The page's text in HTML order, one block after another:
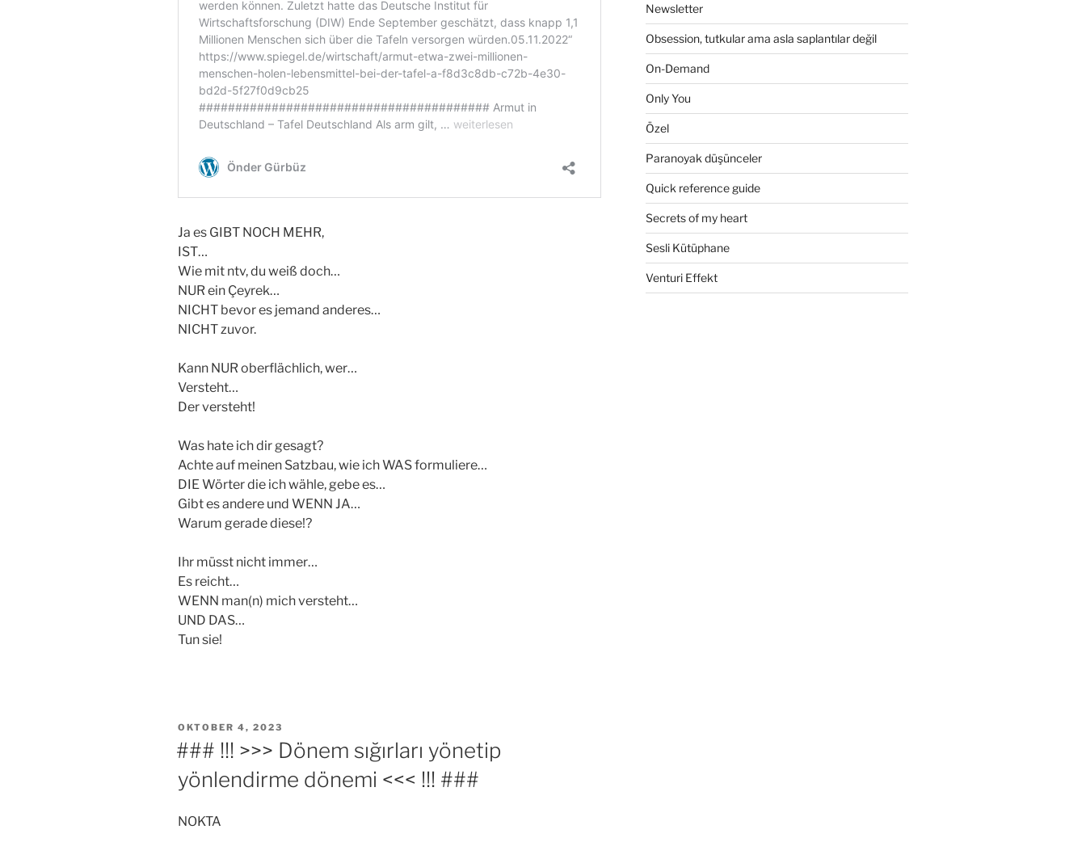
Ja es GIBT NOCH MEHR,
IST…
Wie mit ntv, du weiß doch…
NUR ein Çeyrek…
NICHT bevor es jemand anderes…
NICHT zuvor.
Kann NUR oberflächlich, wer…
Versteht…
Der versteht!
Was hate ich dir gesagt?
Achte auf meinen Satzbau, wie ich WAS formuliere…
DIE Wörter die ich wähle, gebe es…
Gibt es andere und WENN JA…
Warum gerade diese!?
Ihr müsst nicht immer…
Es reicht…
WENN man(n) mich versteht…
UND DAS…
Tun sie!
VERÖFFENTLICHT
AM
OKTOBER 4, 2023
### !!! >>> Dönem sığırları yönetip
yönlendirme dönemi <<< !!! ###
NOKTA
Newsletter
Obsession, tutkular ama asla saplantılar değil
On-Demand
Only You
Özel
Paranoyak düşünceler
Quick reference guide
Secrets of my heart
Sesli Kütüphane
Venturi Effekt